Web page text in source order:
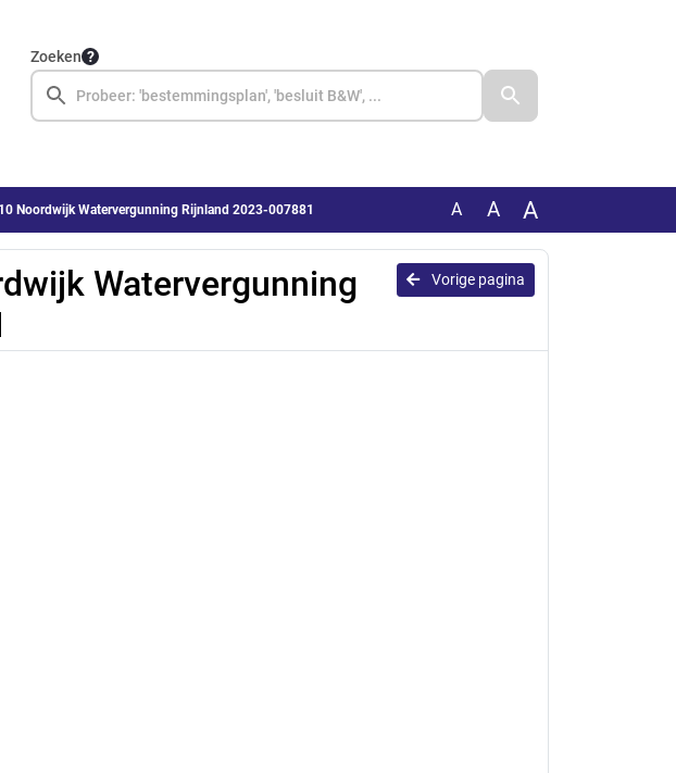
Zoeken
Noordwijk Watervergunning Rijnland 2023-007881 A A A
Vorige pagina
Watervergunning